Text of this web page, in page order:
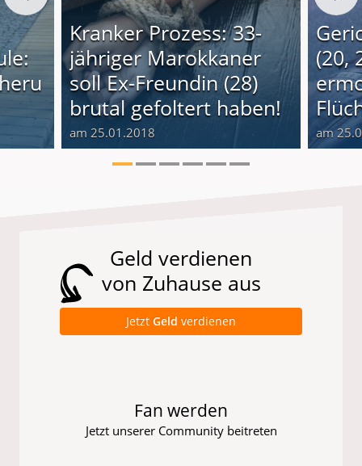
Kranker Prozess: 33-
jähriger Marokkaner
soll Ex-Freundin (28)
brutal gefoltert haben!
am 25.01.2018
(20,
am
Geld verdienen
von Zuhause aus
Jetzt Geld verdienen
Fan werden
Jetzt unserer Community beitreten